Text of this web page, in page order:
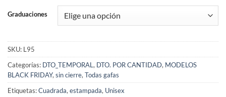
Graduaciones
SKU: L95
Categorías: DTO_TEMPORAL , DTO. POR CANTIDAD, MODELOS
BLACK FRIDAY, sin cierre, Todas gafas
Etiquetas:Cuadrada, estampada, Unisex